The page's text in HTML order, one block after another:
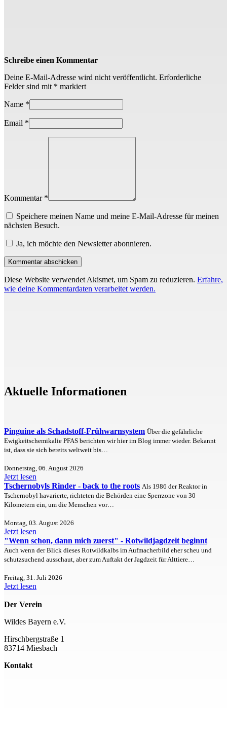
Schreibe einen Kommentar
Deine E-Mail-Adresse wird nicht veröffentlicht. Erforderliche
Felder sind mit * markiert
Name *
Email *
Kommentar *
Speichere meinen Name und meine E-Mail-Adresse für meinen
nächsten Besuch.
Ja, ich möchte den Newsletter abonnieren.
Diese Website verwendet Akismet, um Spam zu reduzieren. Erfahre,
wie deine Kommentardaten verarbeitet werden.
Aktuelle Informationen
Pinguine als Schadstoff-Frühwarnsystem Über die gefährliche
Ewigkeitschemikalie PFAS berichten wir hier im Blog immer wieder. Bekannt
ist, dass sie sich bereits weltweit bis…
Donnerstag, 06. August 2026
Jetzt lesen
Tschernobyls Rinder - back to the roots Als 1986 der Reaktor in
Tschernobyl havarierte, richteten die Behörden eine Sperrzone von 30
Kilometern ein, um die Menschen vor…
Montag, 03. August 2026
Jetzt lesen
"Wenn schon, dann mich zuerst" - Rotwildjagdzeit beginnt
Auch wenn der Blick dieses Rotwildkalbs im Aufmacherbild eher scheu und
schutzsuchend ausschaut, aber zum Auftakt der Jagdzeit für Alttiere…
Freitag, 31. Juli 2026
Jetzt lesen
Der Verein
Wildes Bayern e.V.
Hirschbergstraße 1
83714 Miesbach
Kontakt